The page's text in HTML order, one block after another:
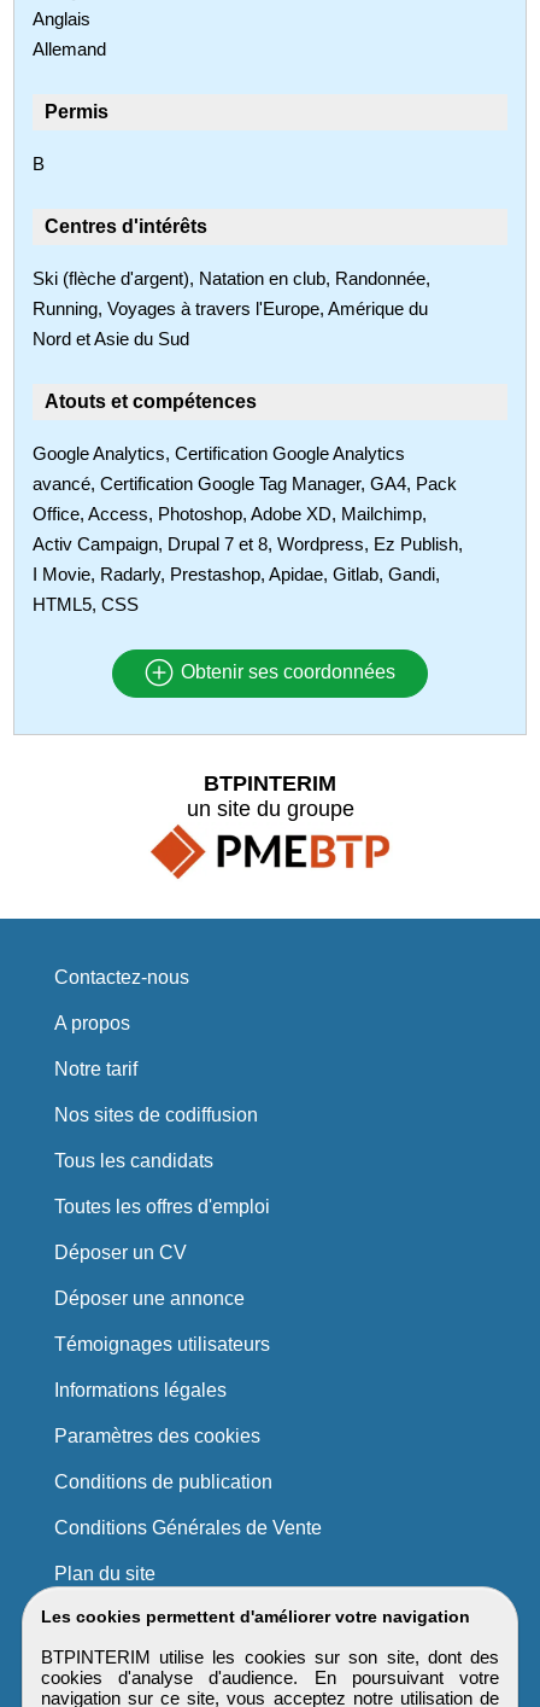
Anglais
Allemand
Permis
B
Centres d'intérêts
Ski (flèche d'argent), Natation en club, Randonnée,
Running, Voyages à travers l'Europe, Amérique du
Nord et Asie du Sud
Atouts et compétences
Google Analytics, Certification Google Analytics
avancé, Certification Google Tag Manager, GA4, Pack
Office, Access, Photoshop, Adobe XD, Mailchimp,
Activ Campaign, Drupal 7 et 8, Wordpress, Ez Publish,
I Movie, Radarly, Prestashop, Apidae, Gitlab, Gandi,
HTML5, CSS
Obtenir ses coordonnées
Les cookies permettent d'améliorer votre navigation
BTPINTERIM utilise les cookies sur son site, dont des
cookies d'analyse d'audience. En poursuivant votre
navigation sur ce site, vous acceptez notre utilisation de
BTPINTERIM
un site du groupe
Contactez-nous
A propos
Notre tarif
Nos sites de codiffusion
Tous les candidats
Toutes les offres d'emploi
Déposer un CV
Déposer une annonce
Témoignages utilisateurs
Informations légales
Paramètres des cookies
Conditions de publication
Conditions Générales de Vente
Plan du site